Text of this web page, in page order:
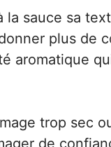
la sauce sa
plus de
aromatique
trop sec